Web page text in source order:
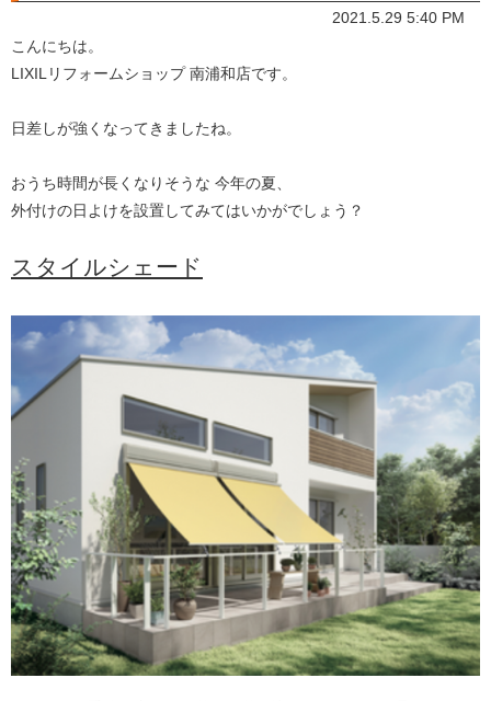
2021.5.29 5:40 PM
こんにちは。
LIXILリフォームショップ 南浦和店です。
日差しが強くなってきましたね。
おうち時間が長くなりそうな 今年の夏、
外付けの日よけを設置してみてはいかがでしょう？
スタイルシェード